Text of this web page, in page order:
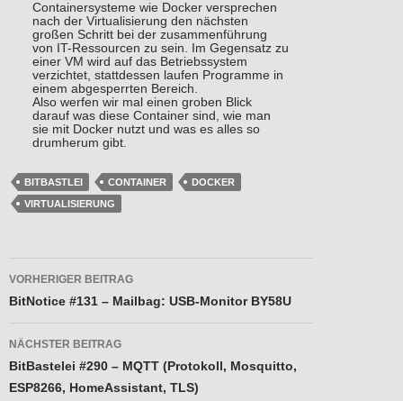
Containersysteme wie Docker versprechen
nach der Virtualisierung den nächsten
großen Schritt bei der zusammenführung
von IT-Ressourcen zu sein. Im Gegensatz zu
einer VM wird auf das Betriebssystem
verzichtet, stattdessen laufen Programme in
einem abgesperrten Bereich.
Also werfen wir mal einen groben Blick
darauf was diese Container sind, wie man
sie mit Docker nutzt und was es alles so
drumherum gibt.
BITBASTLEI CONTAINER
DOCKER
VIRTUALISIERUNG
Beitragsnavigation
VORHERIGER BEITRAG
BitNotice #131 – Mailbag: USB-Monitor BY58U
NÄCHSTER BEITRAG
BitBastelei #290 – MQTT (Protokoll, Mosquitto,
ESP8266, HomeAssistant, TLS)